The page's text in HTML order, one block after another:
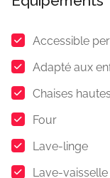
Accessible
Adapté aux
Chaises
Four
Lave-linge
Lave-vaisselle